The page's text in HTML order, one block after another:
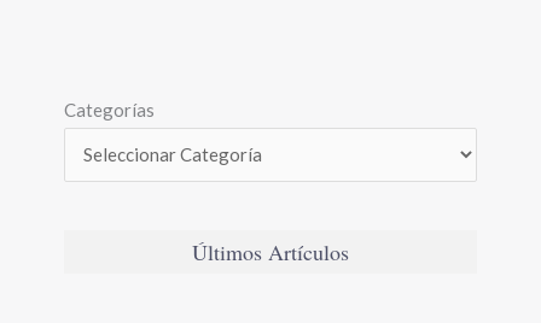
Categorías
Últimos Artículos